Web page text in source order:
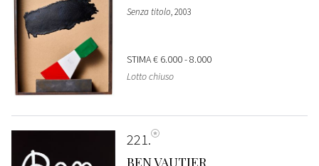
Senza titolo, 2003
STIMA€ 6.000 - 8.000
Lotto chiuso
221